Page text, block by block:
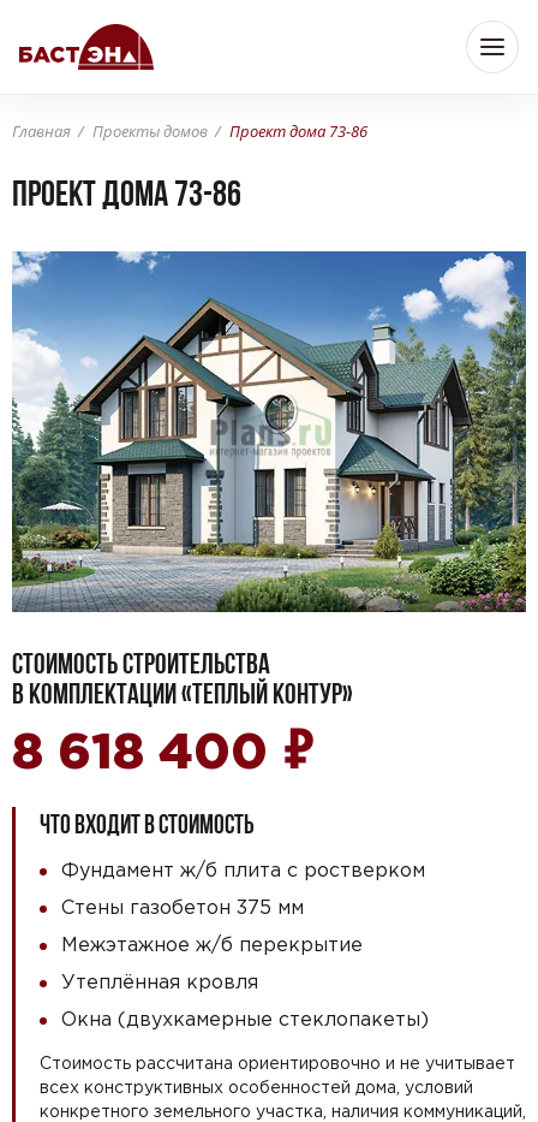
Главная Проекты домов Проект дома 73-86
Проект дома 73-86
СТОИМОСТЬ СТРОИТЕЛЬСТВА
В КОМПЛЕКТАЦИИ «ТЕПЛЫЙ КОНТУР»
8 618 400 ₽
ЧТО ВХОДИТ В СТОИМОСТЬ
Фундамент ж/б плита с ростверком
Стены газобетон 375 мм
Межэтажное ж/б перекрытие
Утеплённая кровля
Окна (двухкамерные стеклопакеты)
Стоимость рассчитана ориентировочно и не учитывает
всех конструктивных особенностей дома, условий
конкретного земельного участка, наличия коммуникаций,